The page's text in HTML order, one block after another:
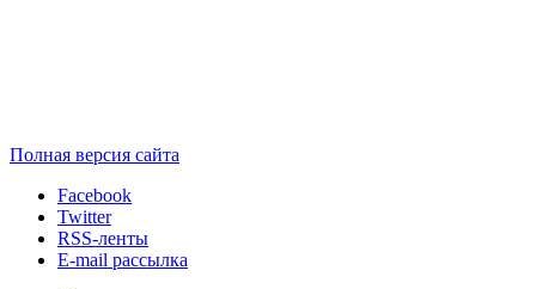
Полная версия сайта
Facebook
Twitter
RSS-ленты
E-mail рассылка